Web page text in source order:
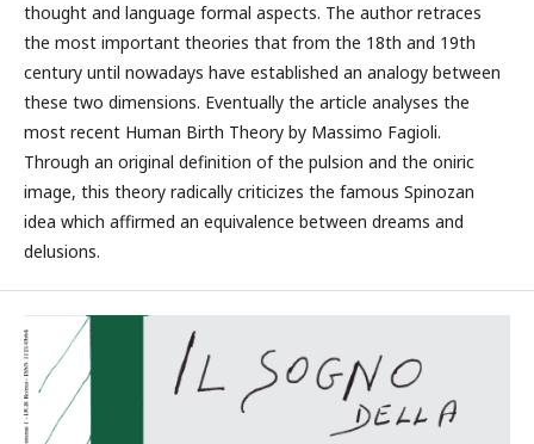
thought and language formal aspects. The author retraces
the most important theories that from the 18th and 19th
century until nowadays have established an analogy between
these two dimensions. Eventually the article analyses the
most recent Human Birth Theory by Massimo Fagioli.
Through an original definition of the pulsion and the oniric
image, this theory radically criticizes the famous Spinozan
idea which affirmed an equivalence between dreams and
delusions.